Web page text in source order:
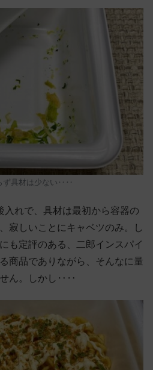
ず具材は少ない‥‥
入れで、具材は最初から容器の
寂しいことにキャベツのみ。し
も定評のある、二郎インスパイ
商品でありながら、そんなに量
せん。しかし‥‥